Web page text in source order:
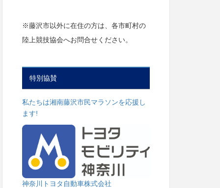
※藤沢市以外に在住の方は、各市町村の
陸上競技協会へお問合せください。
特別協賛
私たちは湘南藤沢市民マラソンを応援し
ます!
神奈川トヨタ自動車株式会社